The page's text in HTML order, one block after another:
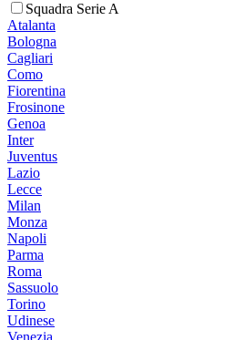
Squadra Serie A
Atalanta
Bologna
Cagliari
Como
Fiorentina
Frosinone
Genoa
Inter
Juventus
Lazio
Lecce
Milan
Monza
Napoli
Parma
Roma
Sassuolo
Torino
Udinese